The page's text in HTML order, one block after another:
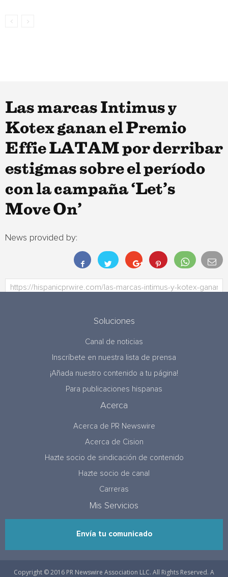
Las marcas Intimus y
Kotex ganan el Premio
Effie LATAM por derribar
estigmas sobre el período
con la campaña ‘Let’s
Move On’
News provided by:
Soluciones
Canal de noticias
Inscríbete en nuestra lista de prensa
¡Añada nuestro contenido a tu página!
Para publicaciones hispanas
Acerca
Acerca de PR Newswire
Acerca de Cision
Hazte socio de sindicación de contenido
Hazte socio de canal
Carreras
Mis Servicios
Envía tu comunicado
Copyright © 2016 PR Newswire Association LLC. All Rights Reserved. A